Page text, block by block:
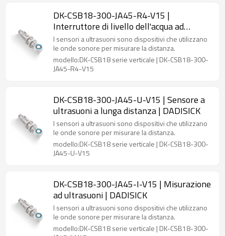
DK-CSB18-300-JA45-R4-V15 |
Interruttore di livello dell'acqua ad
ultrasuoni | DADISICK
I sensori a ultrasuoni sono dispositivi che utilizzano
le onde sonore per misurare la distanza.
modello:DK-CSB18 serie verticale | DK-CSB18-300-
JA45-R4-V15
DK-CSB18-300-JA45-U-V15 | Sensore a
ultrasuoni a lunga distanza | DADISICK
I sensori a ultrasuoni sono dispositivi che utilizzano
le onde sonore per misurare la distanza.
modello:DK-CSB18 serie verticale | DK-CSB18-300-
JA45-U-V15
DK-CSB18-300-JA45-I-V15 | Misurazione
ad ultrasuoni | DADISICK
I sensori a ultrasuoni sono dispositivi che utilizzano
le onde sonore per misurare la distanza.
modello:DK-CSB18 serie verticale | DK-CSB18-300-